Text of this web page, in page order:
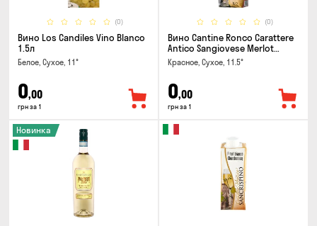
(0)
Вино Los Candiles Vino Blanco
1.5л
Белое, Сухое, 11°
0,00
грн за 1
(0)
Вино Cantine Ronco Carattere
Antico Sangiovese Merlot
Rubicone IGT 1л
Красное, Сухое, 11.5°
0,00
грн за 1
Новинка